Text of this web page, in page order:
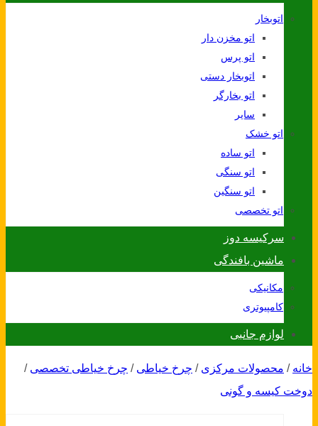
اتوبخار
اتو مخزن دار
اتو پرس
اتوبخار دستی
اتو بخارگر
سایر
اتو خشک
اتو ساده
اتو سنگی
اتو سنگین
اتو تخصصی
سرکیسه دوز
ماشین بافندگی
مکانیکی
کامپیوتری
لوازم جانبی
خانه / محصولات مرکزی / چرخ خیاطی / چرخ خیاطی تخصصی /
دوخت کیسه و گونی